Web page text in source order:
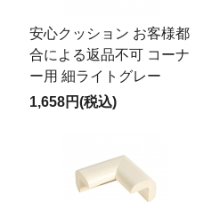
安心クッション お客様都
合による返品不可 コーナ
ー用 細ライトグレー
1,658円(税込)